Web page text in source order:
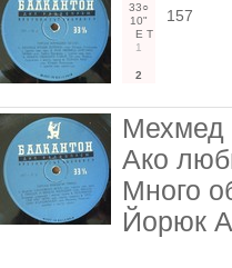
33○
10"
Е Т
1
2
157
Мехмед
Ако
Много
Йорюк